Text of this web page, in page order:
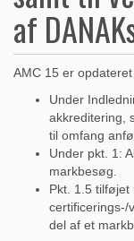
af
AMC 15 er
Under
akkreditering,
til omfang
Under pkt. 1:
markbesøg.
Pkt. 1.5 tilføjet
certificerings-/
del af et